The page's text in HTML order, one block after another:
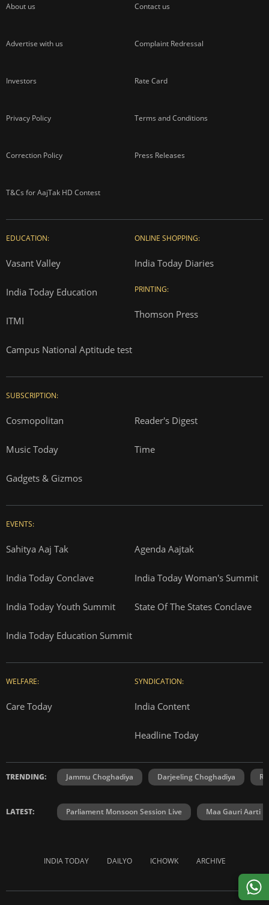
About us Contact us
Advertise with us Complaint Redressal
Investors Rate Card
Privacy Policy Terms and Conditions
Correction Policy Press Releases
T&Cs for AajTak HD Contest
EDUCATION:
Vasant Valley
India Today Education
ITMI
Campus National Aptitude test
ONLINE SHOPPING:
India Today Diaries
PRINTING:
Thomson Press
SUBSCRIPTION:
Cosmopolitan Reader's Digest
Music Today Time
Gadgets & Gizmos
EVENTS:
Sahitya Aaj Tak Agenda Aajtak
India Today Conclave India Today Woman's Summit
India Today Youth Summit State Of The States Conclave
India Today Education Summit
WELFARE:
Care Today
SYNDICATION:
India Content
Headline Today
TRENDING: Jammu Choghadiya Darjeeling Choghadiya
LATEST: Parliament Monsoon Session Live Maa Gauri Aarti
INDIA TODAY DAILYO ICHOWK ARCHIVE